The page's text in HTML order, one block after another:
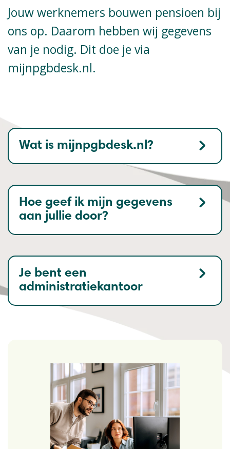
Jouw werknemers bouwen pensioen bij
ons op. Daarom hebben wij gegevens
van je nodig. Dit doe je via
mijnpgbdesk.nl.
Wat is mijnpgbdesk.nl?
Hoe geef ik mijn gegevens
aan jullie door?
Je bent een
administratiekantoor